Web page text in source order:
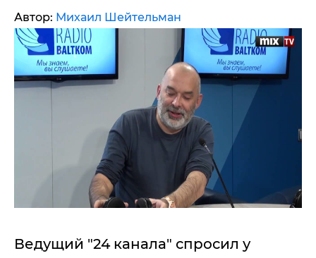
Автор: Михаил Шейтельман
Ведущий "24 канала" спросил у